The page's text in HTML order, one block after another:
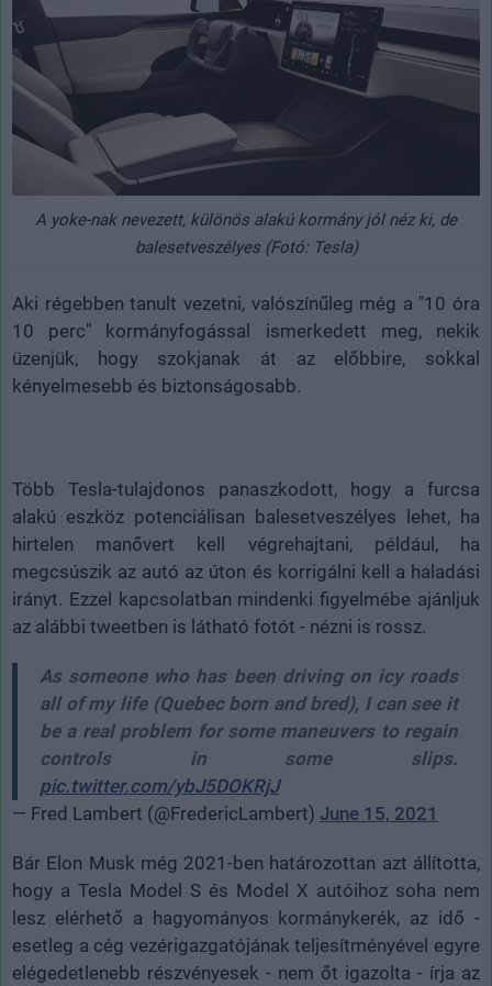
A yoke-nak nevezett, különös alakú kormány jól néz ki, de
balesetveszélyes (Fotó: Tesla)
Aki régebben tanult vezetni, valószínűleg még a "10 óra
10 perc" kormányfogással ismerkedett meg, nekik
üzenjük, hogy szokjanak át az előbbire, sokkal
kényelmesebb és biztonságosabb.
Több Tesla-tulajdonos panaszkodott, hogy a furcsa
alakú eszköz potenciálisan balesetveszélyes lehet, ha
hirtelen manővert kell végrehajtani, például, ha
megcsúszik az autó az úton és korrigálni kell a haladási
irányt. Ezzel kapcsolatban mindenki figyelmébe ajánljuk
az alábbi tweetben is látható fotót - nézni is rossz.
As someone who has been driving on icy roads
all of my life (Quebec born and bred), I can see it
be a real problem for some maneuvers to regain
controls in some slips.
pic.twitter.com/ybJ5DOKRjJ
— Fred Lambert (@FredericLambert) June 15, 2021
Bár Elon Musk még 2021-ben határozottan azt állította,
hogy a Tesla Model S és Model X autóihoz soha nem
lesz elérhető a hagyományos kormánykerék, az idő -
esetleg a cég vezérigazgatójának teljesítményével egyre
elégedetlenebb részvényesek - nem őt igazolta - írja az